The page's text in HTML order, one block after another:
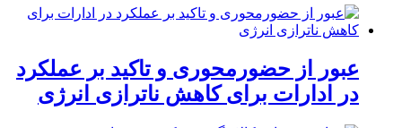
عبور از حضورمحوری و تاکید بر عملکرد
در ادارات برای کاهش ناترازی انرژی